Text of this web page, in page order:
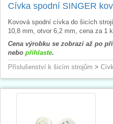
Cívka spodní SINGER
Kovová spodní cívka do šicích
10,8 mm, otvor 6,2 mm, cena za 1
Cena výrobku se zobrazí až po
nebo přihlaste.
Příslušenství k šicím strojům >